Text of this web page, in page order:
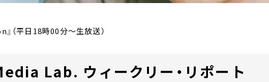
（平日18時00分～生放送）
Lab. ウィークリー・リポート